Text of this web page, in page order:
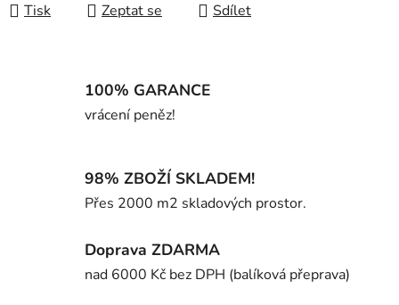
Tisk Zeptat se Sdílet
100% GARANCE
vrácení peněz!
98% ZBOŽÍ SKLADEM!
Přes 2000 m2 skladových prostor.
Doprava ZDARMA
nad 6000 Kč bez DPH (balíková přeprava)